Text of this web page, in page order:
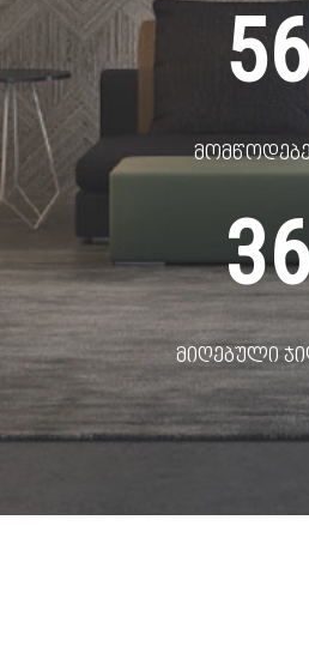
მიღებული